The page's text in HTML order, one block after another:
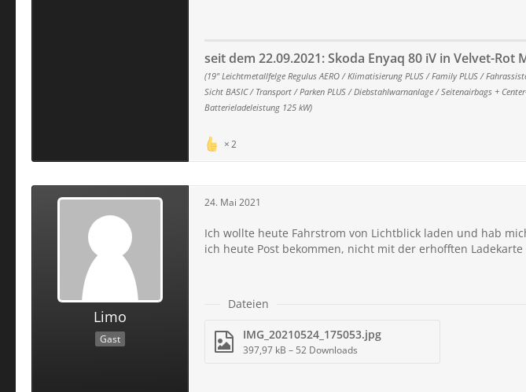
seit dem 22.09.2021: Skoda Enyaq 80 iV in Velvet-
(19" Leichtmetallfelge Regulus AERO / Klimatisierung PLUS / Family PLUS /
Sicht BASIC / Transport / Parken PLUS / Diebstahlwarnanlage / Seitenairbags +
Batterieladeleistung 125 kW)
2
Limo
Gast
24. Mai 2021
Ich wollte heute Fahrstrom von Lichtblick laden und hab
ich heute Post bekommen, nicht mit der erhofften
Dateien
IMG_20210524_175053.jpg
397,97 kB – 52 Downloads